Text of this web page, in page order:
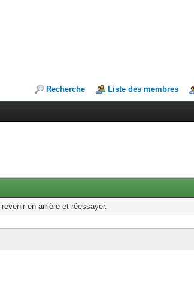
Recherche Liste des membres
en arrière et réessayer.